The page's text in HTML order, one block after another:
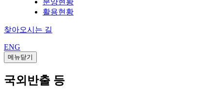
활용현황
찾아오시는 길
ENG
메뉴닫기
국외반출 등